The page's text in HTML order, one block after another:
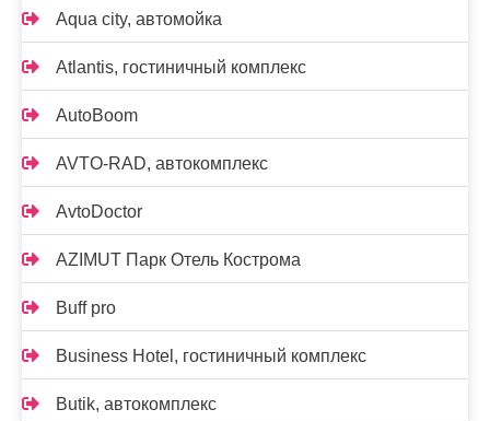
Aqua city, автомойка
Atlantis, гостиничный комплекс
AutoBoom
AVTO-RAD, автокомплекс
AvtoDoctor
AZIMUT Парк Отель Кострома
Buff pro
Business Hotel, гостиничный комплекс
Butik, автокомплекс